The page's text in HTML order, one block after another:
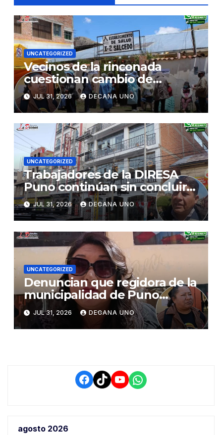
UNCATEGORIZED
Vecinos de la rinconada
cuestionan cambio de
decisión sobre certificado de
posesión otorgado a centro
de salud
JUL 31, 2026 DECANA UNO
UNCATEGORIZED
Trabajadores de la DIRESA
Puno continúan sin concluir
su instalación en nuevos
locales
JUL 31, 2026 DECANA UNO
UNCATEGORIZED
Denuncian que regidora de la
municipalidad de Puno
habría solicitado paralizar
obra de pavimentación en la
rinconada Salcedo
JUL 31, 2026 DECANA UNO
Facebook
TikTokYouTube
WhatsApp
agosto 2026